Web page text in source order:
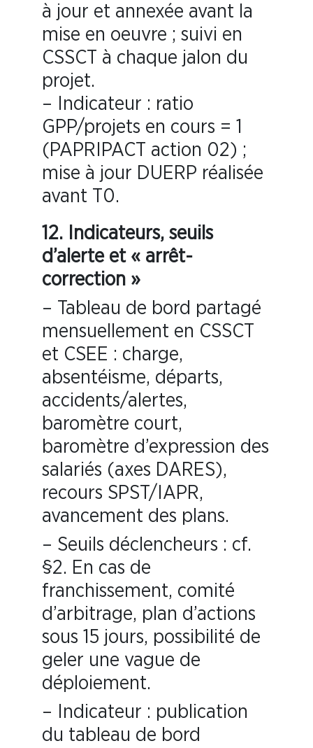
à jour et annexée avant la
mise en oeuvre ; suivi en
CSSCT à chaque jalon du
projet.
– Indicateur : ratio
GPP/projets en cours = 1
(PAPRIPACT action 02) ;
mise à jour DUERP réalisée
avant T0.
12. Indicateurs, seuils
d’alerte et « arrêt-
correction »
– Tableau de bord partagé
mensuellement en CSSCT
et CSEE : charge,
absentéisme, départs,
accidents/alertes,
baromètre court,
baromètre d’expression des
salariés (axes DARES),
recours SPST/IAPR,
avancement des plans.
– Seuils déclencheurs : cf.
§2. En cas de
franchissement, comité
d’arbitrage, plan d’actions
sous 15 jours, possibilité de
geler une vague de
déploiement.
– Indicateur : publication
du tableau de bord